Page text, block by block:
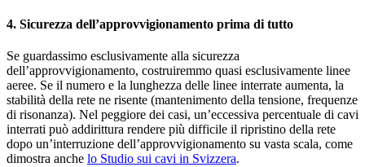
4. Sicurezza dell’approvvigionamento prima di tutto
Se guardassimo esclusivamente alla sicurezza
dell’approvvigionamento, costruiremmo quasi esclusivamente linee
aeree. Se il numero e la lunghezza delle linee interrate aumenta, la
stabilità della rete ne risente (mantenimento della tensione, frequenze
di risonanza). Nel peggiore dei casi, un’eccessiva percentuale di cavi
interrati può addirittura rendere più difficile il ripristino della rete
dopo un’interruzione dell’approvvigionamento su vasta scala, come
dimostra anche lo Studio sui cavi in Svizzera.